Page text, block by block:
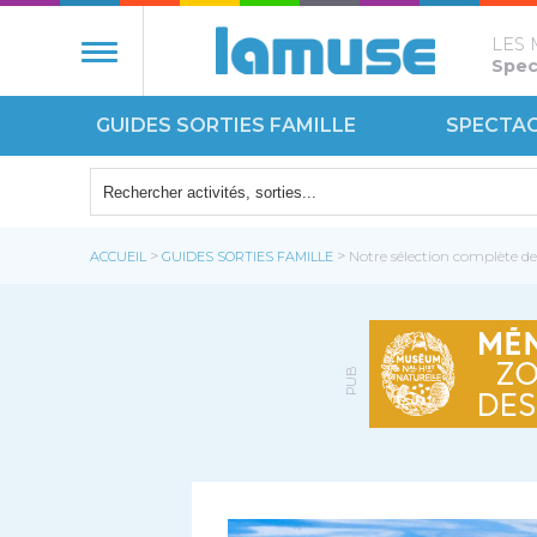
LES
GUIDES SORTIES FAMILLE
ACCUEIL > GUIDES SORTIES FAMILLE > Notre sélection complète de
PUB